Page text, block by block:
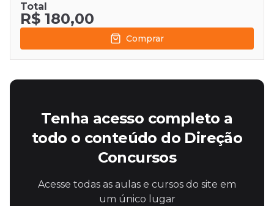
Total
R$ 180,00
Comprar
Tenha acesso completo a
todo o conteúdo do Direção
Concursos
Acesse todas as aulas e cursos do site em
um único lugar